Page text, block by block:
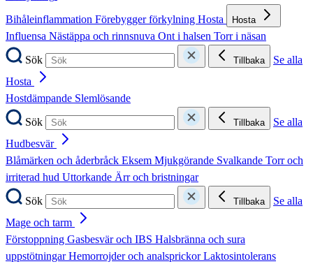
Bihåleinflammation Förebygger förkylning Hosta Hosta
Influensa Nästäppa och rinnsnuva Ont i halsen Torr i näsan
Sök
Tillbaka
Se alla
Hosta
Hostdämpande Slemlösande
Sök
Tillbaka
Se alla
Hudbesvär
Blåmärken och åderbråck Eksem Mjukgörande Svalkande Torr och
irriterad hud Uttorkande Ärr och bristningar
Sök
Tillbaka
Se alla
Mage och tarm
Förstoppning Gasbesvär och IBS Halsbränna och sura
uppstötningarHemorrojder och analsprickorLaktosintolerans